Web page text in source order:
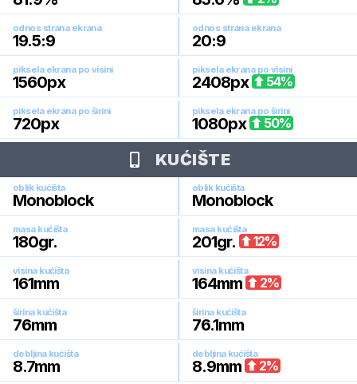
odnos strana ekrana
19.5:9
odnos strana ekrana
20:9
piksela ekrana po visini
1560px
piksela ekrana po visini
2408px 54%
piksela ekrana po širini
720px
piksela ekrana po širini
1080px 50%
KUĆIŠTE
oblik kućišta
Monoblock
oblik kućišta
Monoblock
masa kućišta
180gr.
masa kućišta
201gr. 12%
visina kućišta
161mm
visina kućišta
164mm 2%
širina kućišta
76mm
širina kućišta
76.1mm
debljina kućišta
8.7mm
debljina kućišta
8.9mm 2%